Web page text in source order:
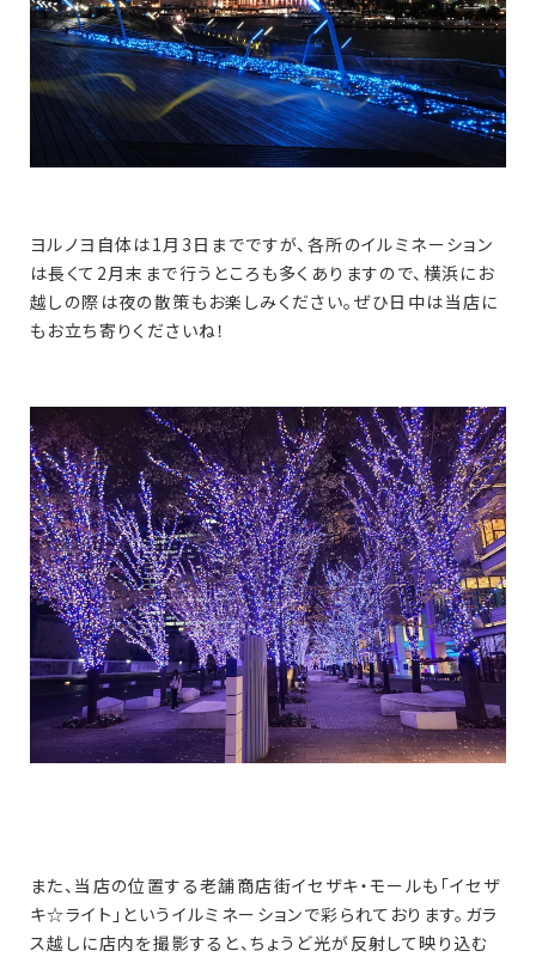
ヨルノヨ自体は1月3日までですが、各所のイルミネーション
は長くて2月末まで行うところも多くありますので、横浜にお
越しの際は夜の散策もお楽しみください。ぜひ日中は当店に
もお立ち寄りくださいね！
また、当店の位置する老舗商店街イセザキ・モールも「イセザ
キ☆ライト」というイルミネーションで彩られております。ガラ
ス越しに店内を撮影すると、ちょうど光が反射して映り込む